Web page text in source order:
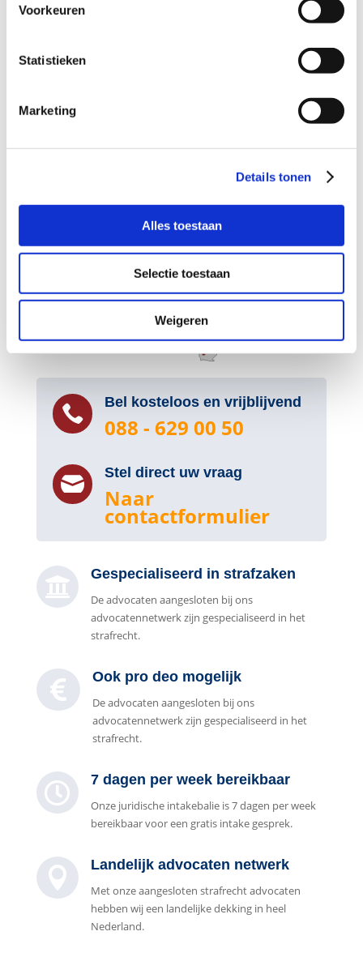
Voorkeuren
Statistieken
Marketing
Details tonen
Alles toestaan
Selectie toestaan
Weigeren
toevoeging gratis te behandelen. Uw advocaat regelt dit
zaak in behandeling neemt. Alle bij LS Advocaten Strafrecht
aangesloten advocaten werken waar mogelijk altijd op Pro
 Bel kosteloos en vrijblijvend
088 - 629 00 50
 Stel direct uw vraag
Naar
contactformulier
 Gespecialiseerd in strafzaken
De advocaten aangesloten bij ons
advocatennetwerk zijn gespecialiseerd in het
strafrecht.
 Ook pro deo mogelijk
De advocaten aangesloten bij ons
advocatennetwerk zijn gespecialiseerd in het
strafrecht.
 7 dagen per week bereikbaar
Onze juridische intakebalie is 7 dagen per week
bereikbaar voor een gratis intake gesprek.
 Landelijk advocaten netwerk
Met onze aangesloten strafrecht advocaten
hebben wij een landelijke dekking in heel
Nederland.